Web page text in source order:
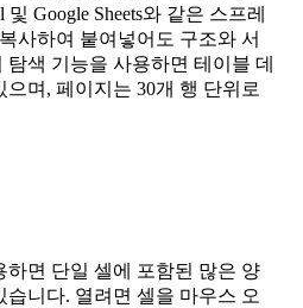
Google Sheets와 같은 스프레
사하여 붙여넣어도 구조와 서
색 기능을 사용하면 테이블 데
며, 페이지는 30개 행 단위로
하면 단일 셀에 포함된 많은 양
니다. 열려면 셀을 마우스 오